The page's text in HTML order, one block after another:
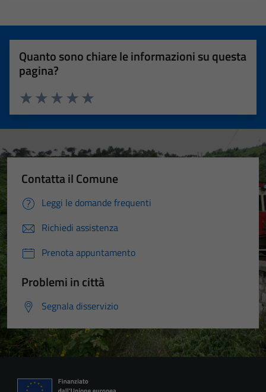
Quanto sono chiare le informazioni su questa
pagina?
Valuta 5 stelle su 5
Valuta 4 stelle su 5
Valuta 3 stelle su 5
Valuta 2 stelle su 5
Valuta 1 stelle su 5
Contatta il Comune
Leggi le domande frequenti
Richiedi assistenza
Prenota appuntamento
Problemi in città
Segnala disservizio
your
interests
and
increase the
chance of
personalized